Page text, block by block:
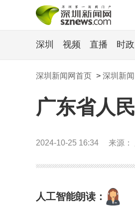
深圳 视频 直播 时政
深圳新闻网首页 > 深圳新闻
广东省人
2024-10-25 16:34 来源：
人工智能朗读：